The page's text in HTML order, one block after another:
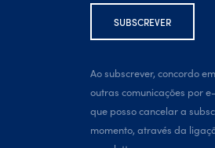
Ao subscrever, concordo
outras comunicações por
que posso cancelar a
momento, através da